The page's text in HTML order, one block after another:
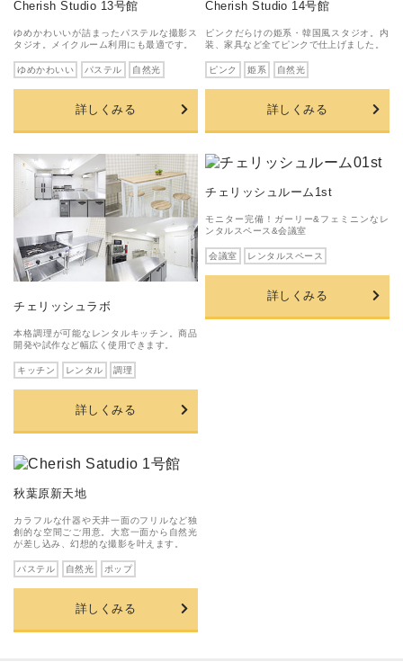
Cherish Studio 13号館
ゆめかわいいが詰まったパステルな撮影ス
タジオ。メイクルーム利用にも最適です。
ゆめかわいい パステル 自然光
詳しくみる
Cherish Studio 14号館
ピンクだらけの姫系・韓国風スタジオ。内
装、家具など全てピンクで仕上げました。
ピンク 姫系 自然光
詳しくみる
チェリッシュラボ
本格調理が可能なレンタルキッチン。商品
開発や試作など幅広く使用できます。
キッチン レンタル 調理
詳しくみる
チェリッシュルーム1st
モニター完備！ガーリー&フェミニンなレ
ンタルスペース&会議室
会議室 レンタルスペース
詳しくみる
秋葉原新天地
カラフルな什器や天井一面のフリルなど独
創的な空間ごご用意。大窓一面から自然光
が差し込み、幻想的な撮影を叶えます。
パステル 自然光 ポップ
詳しくみる